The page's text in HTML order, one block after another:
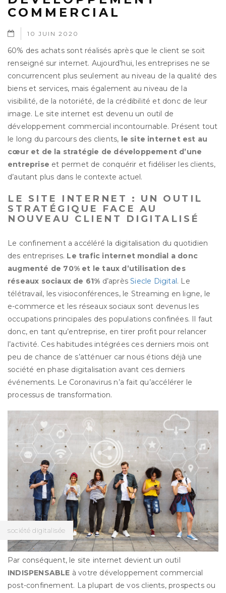
COMMERCIAL
10 JUIN 2020
60% des achats sont réalisés après que le client se soit
renseigné sur internet. Aujourd’hui, les entreprises ne se
concurrencent plus seulement au niveau de la qualité des
biens et services, mais également au niveau de la
visibilité, de la notoriété, de la crédibilité et donc de leur
image. Le site internet est devenu un outil de
développement commercial incontournable. Présent tout
le long du parcours des clients, le site internet est au
cœur et de la stratégie de développement d’une
entreprise et permet de conquérir et fidéliser les clients,
d’autant plus dans le contexte actuel.
LE SITE INTERNET : UN OUTIL
STRATÉGIQUE FACE AU
NOUVEAU CLIENT DIGITALISÉ
Le confinement a accéléré la digitalisation du quotidien
des entreprises. Le trafic internet mondial a donc
augmenté de 70% et le taux d’utilisation des
réseaux sociaux de 61% d’aprèsSiecle Digital. Le
télétravail, les visioconférences, le Streaming en ligne, le
e-commerce et les réseaux sociaux sont devenus les
occupations principales des populations confinées. Il faut
donc, en tant qu’entreprise, en tirer profit pour relancer
l’activité. Ces habitudes intégrées ces derniers mois ont
peu de chance de s’atténuer car nous étions déjà une
société en phase digitalisation avant ces derniers
événements. Le Coronavirus n’a fait qu’accélérer le
processus de transformation.
société digitalisée
Par conséquent, le site internet devient un outil
INDISPENSABLE à votre développement commercial
post-confinement. La plupart de vos clients, prospects ou